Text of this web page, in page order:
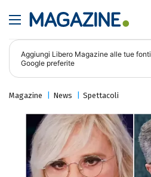
Aggiungi Libero Magazine alle tue fonti
Google preferite
Magazine News Spettacoli